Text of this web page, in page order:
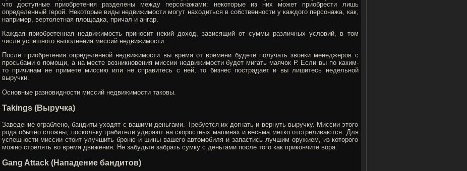
что доступные приобретения разделены между персонажами: некоторые из них может приобрести лишь
определенный герой. Некоторые виды недвижимости могут находиться в собственности у каждого персонажа, как,
например, вертолетная площадка, причал и ангар.
Каждая приобретенная недвижимость приносит некий доход, зависящий от суммы различных условий, в том
числе успешного выполнения миссий недвижимости.
После приобретения определенной недвижимости вы время от времени будете получать звонки менеджеров с
просьбами о помощи, а на месте возникновения миссии недвижимости будет мигать маячок Р. Если вы по каким-
то причинам не примете миссию или не справитесь с ней, то бизнес пострадает и вы лишитесь недельной
выручки.
Основные разновидности миссий недвижимости таковы.
Takings (Выручка)
Заведение ограблено, бандиты уходят с вашими деньгами. Требуется их догнать и вернуть выручку. Миссии этого
рода обычно сложны, поскольку грабители удирают на скоростных машинах и весьма метко отстреливаются. Для
успешности миссии стоит улучшить броню и шины вашего автомобиля и запастись лучшим оружием, из которого
можно стрелять во время движения. Не забудьте забрать сумку с деньгами после того как прикончите вора.
Gang Attack (Нападение бандитов)